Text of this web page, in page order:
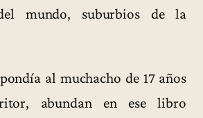
mundo, suburbios de la
al muchacho de 17 años
abundan en ese libro